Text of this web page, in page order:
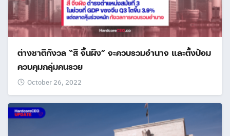
ต่างชาติกังวล “สี จิ้นผิง” จะควบรวมอำนาจ และตั้งป้อม
ควบคุมกลุ่มคนรวย
October 26, 2022